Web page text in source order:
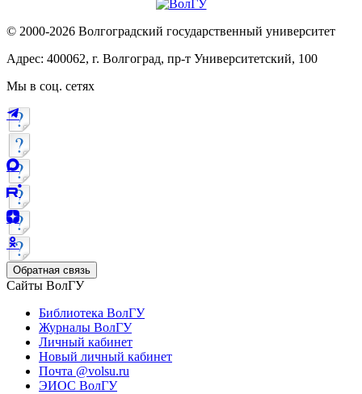
© 2000-2026 Волгоградский государственный университет
Адрес: 400062, г. Волгоград, пр-т Университетский, 100
Мы в соц. сетях
Обратная связь
Сайты ВолГУ
Библиотека ВолГУ
Журналы ВолГУ
Личный кабинет
Новый личный кабинет
Почта @volsu.ru
ЭИОС ВолГУ